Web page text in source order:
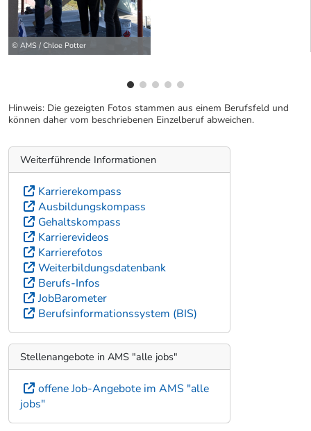
© AMS / Chloe Potter
Hinweis: Die gezeigten Fotos stammen aus einem Berufsfeld und
können daher vom beschriebenen Einzelberuf abweichen.
Weiterführende Informationen
Karrierekompass
Ausbildungskompass
Gehaltskompass
Karrierevideos
Karrierefotos
Weiterbildungsdatenbank
Berufs-Infos
JobBarometer
Berufsinformationssystem (BIS)
Stellenangebote in AMS "alle jobs"
offene Job-Angebote im AMS "alle
jobs"